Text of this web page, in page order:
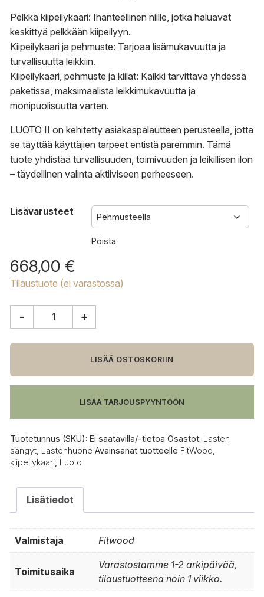
Pelkkä kiipeilykaari: Ihanteellinen niille, jotka haluavat
keskittyä pelkkään kiipeilyyn.
Kiipeilykaari ja pehmuste: Tarjoaa lisämukavuutta ja
turvallisuutta leikkiin.
Kiipeilykaari, pehmuste ja kiilat: Kaikki tarvittava yhdessä
paketissa, maksimaalista leikkimukavuutta ja
monipuolisuutta varten.
LUOTO II on kehitetty asiakaspalautteen perusteella, jotta
se täyttää käyttäjien tarpeet entistä paremmin. Tämä
tuote yhdistää turvallisuuden, toimivuuden ja leikillisen ilon
– täydellinen valinta aktiiviseen perheeseen.
Lisävarusteet
Poista
668,00 €
Tilaustuote (ei varastossa)
II
koivu
määrä
- +
LISÄÄ OSTOSKORIIN
LISÄÄ TARJOUSPYYNTÖÖN
Tuotetunnus (SKU): Ei saatavilla/-tietoa Osastot: Lasten
sängyt Lastenhuone Avainsanat tuotteelle FitWood
kiipeilykaari Luoto
Lisätiedot
Valmistaja Fitwood
Toimitusaika
Varastostamme 1-2 arkipäivää,
tilaustuotteena noin 1 viikko.